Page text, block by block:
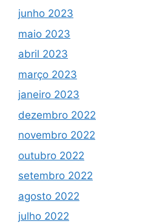
junho 2023
maio 2023
abril 2023
março 2023
janeiro 2023
dezembro 2022
novembro 2022
outubro 2022
setembro 2022
agosto 2022
julho 2022